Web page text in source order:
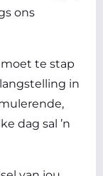
ons
te stap
in
dag sal ’n